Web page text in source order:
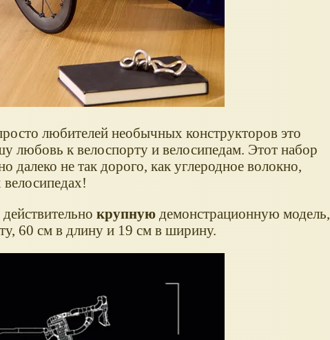
любителей необычных конструкторов это
любовь к велоспорту и велосипедам. Этот набор
далеко не так дорого, как углеродное волокно,
крупнуюдемонстрационную модель,
60 см в длину и 19 см в ширину.